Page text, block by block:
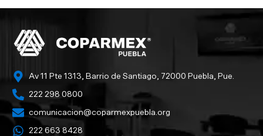
Av 11 Pte 1313, Barrio de Santiago, 72000 Puebla, Pue.
222 298 0800
comunicacion@coparmexpuebla.org
222 663 8428‬